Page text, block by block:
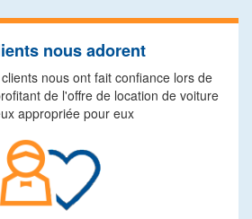
nous adorent
nous ont fait confiance lors de
de l'offre de location de voiture
appropriée pour eux